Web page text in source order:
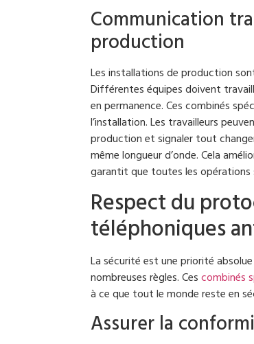
Communication
production
Les installations de production
Différentes équipes doivent
en permanence. Ces combinés
l’installation. Les travailleurs
production et signaler tout
même longueur d’onde. Cela
garantit que toutes les opérations
Respect du
téléphoniques
La sécurité est une priorité
nombreuses règles. Cescombinés
à ce que tout le monde reste en
Assurer la